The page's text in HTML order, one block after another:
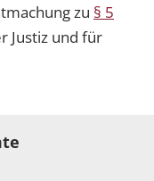
zu § 5
Justiz und für